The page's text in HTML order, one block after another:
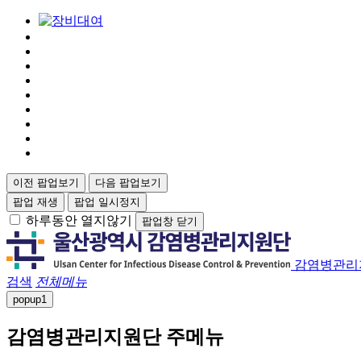
이전 팝업보기
다음 팝업보기
팝업 재생
팝업 일시정지
하루동안 열지않기 팝업창 닫기
감염병관
검색 전체메뉴
popup1
감염병관리지원단 주메뉴